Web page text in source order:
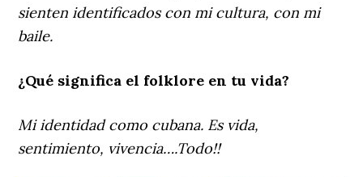
sienten identificados con mi cultura, con mi
baile.
¿Qué significa el folklore en tu vida?
Mi identidad como cubana. Es vida,
sentimiento, vivencia….Todo!!